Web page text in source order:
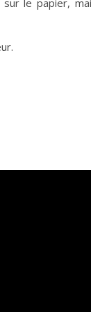
sur le papier,